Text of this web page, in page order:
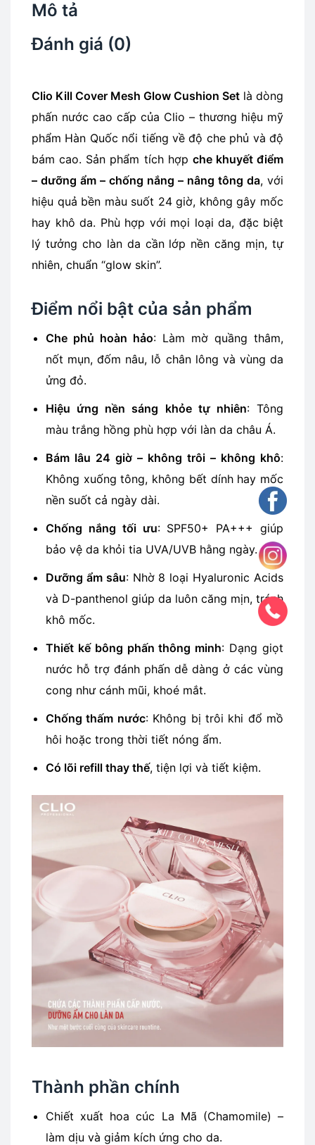
Mô tả
Đánh giá (0)
Clio Kill Cover Mesh Glow Cushion Set là dòng
phấn nước cao cấp của Clio – thương hiệu mỹ
phẩm Hàn Quốc nổi tiếng về độ che phủ và độ
bám cao. Sản phẩm tích hợp che khuyết điểm
– dưỡng ẩm – chống nắng – nâng tông da, với
hiệu quả bền màu suốt 24 giờ, không gây mốc
hay khô da. Phù hợp với mọi loại da, đặc biệt
lý tưởng cho làn da cần lớp nền căng mịn, tự
nhiên, chuẩn “glow skin”.
Điểm nổi bật của sản phẩm
Che phủ hoàn hảo: Làm mờ quầng thâm,
nốt mụn, đốm nâu, lỗ chân lông và vùng da
ửng đỏ.
Hiệu ứng nền sáng khỏe tự nhiên: Tông
màu trắng hồng phù hợp với làn da châu Á.
Bám lâu 24 giờ – không trôi – không khô:
Không xuống tông, không bết dính hay mốc
nền suốt cả ngày dài.
Chống nắng tối ưu: SPF50+ PA+++ giúp
bảo vệ da khỏi tia UVA/UVB hằng ngày.
Dưỡng ẩm sâu: Nhờ 8 loại Hyaluronic Acids
và D-panthenol giúp da luôn căng mịn, tránh
khô mốc.
Thiết kế bông phấn thông minh: Dạng giọt
nước hỗ trợ đánh phấn dễ dàng ở các vùng
cong như cánh mũi, khoé mắt.
Chống thấm nước: Không bị trôi khi đổ mồ
hôi hoặc trong thời tiết nóng ẩm.
Có lõi refill thay thế, tiện lợi và tiết kiệm.
Thành phần chính
Chiết xuất hoa cúc La Mã (Chamomile) –
làm dịu và giảm kích ứng cho da.